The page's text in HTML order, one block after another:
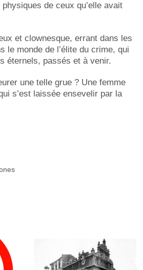
de ceux qu’elle avait
et clownesque, errant dans les
le monde de l’élite du crime, qui
éternels, passés et à venir.
une telle grue ? Une femme
s’est laissée ensevelir par la